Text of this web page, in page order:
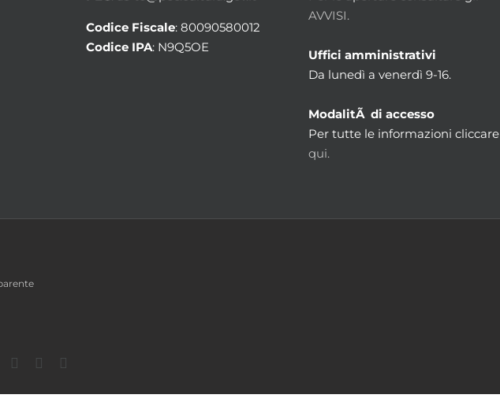
Codice Fiscale: 80090580012
Codice IPA: N9Q5OE
AVVISI.
Uffici amministrativi
Da lunedì a venerdì 9-16.
ModalitÃ di accesso
Per tutte le informazioni cliccare
qui.
Facebook
TwitterYouTube